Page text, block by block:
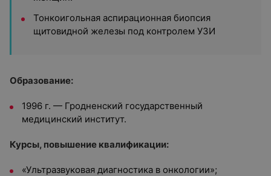
Тонкоигольная аспирационная биопсия
щитовидной железы под контролем УЗИ
Образование:
1996 г. — Гродненский государственный
медицинский институт.
Курсы, повышение квалификации:
«Ультразвуковая диагностика в онкологии»;